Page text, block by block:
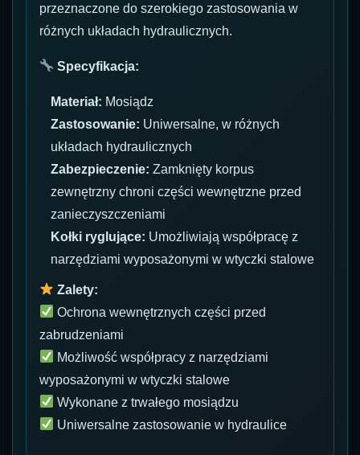
przeznaczone do szerokiego zastosowania w
różnych układach hydraulicznych.
Specyfikacja:
Materiał: Mosiądz
Zastosowanie: Uniwersalne, w różnych
układach hydraulicznych
Zabezpieczenie: Zamknięty korpus
zewnętrzny chroni części wewnętrzne przed
zanieczyszczeniami
Kołki ryglujące: Umożliwiają współpracę z
narzędziami wyposażonymi w wtyczki stalowe
Zalety:
Ochrona wewnętrznych części przed
zabrudzeniami
Możliwość współpracy z narzędziami
wyposażonymi w wtyczki stalowe
Wykonane z trwałego mosiądzu
Uniwersalne zastosowanie w hydraulice